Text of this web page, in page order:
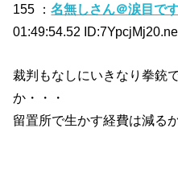
155 ：名無しさん＠涙目です
01:49:54.52
裁判もなしにいきなり拳銃
か・・・
留置所で生かす経費は減る